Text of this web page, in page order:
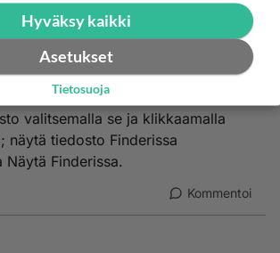
Macin senhetkisestä tilasta
hallita kategorioiden ulkopuolelle
Finderilla tai niillä muun valmistajan
loivat datan.
valitsemalla se ja klikkaamalla
näytä tiedosto Finderissa
Näytä Finderissa.
Kommentoi
Hyväksy kaikki
Asetukset
Tietosuoja